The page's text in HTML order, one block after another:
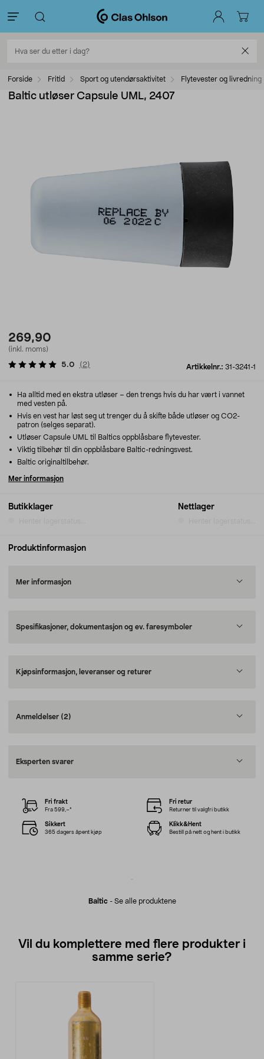
Forside Fritid Sport og utendørsaktivitet Flytevester og livredning
Baltic utløser Capsule UML, 2407
269,90
(inkl. moms)
Artikkelnr.: 31-3241-1
5.0 ( 2)
Butikklager Nettlager
Ha alltid med en ekstra utløser – den trengs hvis du har vært i vannet
med vesten på.
Hvis en vest har løst seg ut trenger du å skifte både utløser og CO2-
patron (selges separat).
Utløser Capsule UML til Baltics oppblåsbare flytevester.
Viktig tilbehør til din oppblåsbare Baltic-redningsvest.
Baltic originaltilbehør.
Mer informasjon
Produktinformasjon
Mer informasjon
Spesifikasjoner, dokumentasjon og ev. faresymboler
Kjøpsinformasjon, leveranser og returer
Anmeldelser (2)
Eksperten svarer
Baltic- Se alle produktene
Fri frakt
Fra 599,–*
Fri retur
Returner til valgfri butikk
Sikkert
365 dagers åpent kjøp
Klikk&Hent
Bestill på nett og hent i butikk
Vil du komplettere med flere produkter i
samme serie?